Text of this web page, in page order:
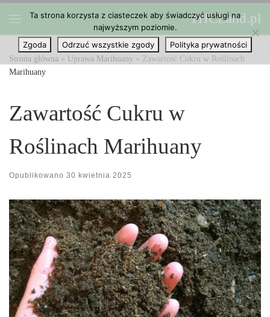
Przejdź do treści THCLand.pl
Strona główna » Uprawa Marihuany » Zawartość Cukru w Roślinach
Marihuany
Zawartość Cukru w
Roślinach Marihuany
Opublikowano 30 kwietnia 2025
Ta strona korzysta z ciasteczek aby świadczyć usługi na
najwyższym poziomie.
Zgoda
Odrzuć wszystkie zgody Polityka prywatności